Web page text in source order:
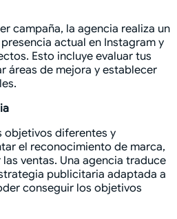
campaña, la agencia realiza un
actual en Instagram y
Esto incluye evaluar tus
áreas de mejora y establecer
objetivos diferentes y
el reconocimiento de marca,
ventas. Una agencia traduce
publicitaria adaptada a
conseguir los objetivos